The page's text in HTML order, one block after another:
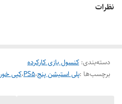
نظرات
دسته‌بندی: کنسول بازی کارکرده
برچسب‌ها :پلی استیشن پنج،PS5،کپی خور